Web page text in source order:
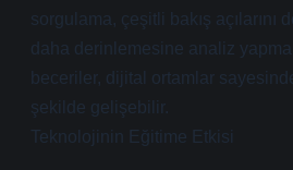
sorgulama, çeşitli bakış açılarını
daha derinlemesine analiz yapma
beceriler, dijital ortamlar
şekilde gelişebilir.
Teknolojinin Eğitime Etkisi